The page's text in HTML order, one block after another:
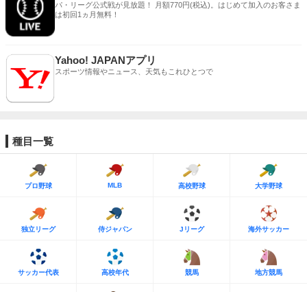
パ・リーグ公式戦が見放題！ 月額770円(税込)。はじめて加入のお客さま
は初回1ヵ月無料！
Yahoo! JAPANアプリ
スポーツ情報やニュース、天気もこれひとつで
種目一覧
プロ野球 MLB 高校野球 大学野球
独立リーグ 侍ジャパン Jリーグ 海外サッカー
サッカー代表 高校年代 競馬 地方競馬